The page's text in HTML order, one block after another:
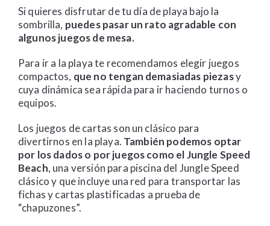
Si quieres disfrutar de tu día de playa bajo la
sombrilla, puedes pasar un rato agradable con
algunos juegos de mesa.
Para ir a la playa te recomendamos elegir juegos
compactos, que no tengan demasiadas piezasy
cuya dinámica sea rápida para ir haciendo turnos o
equipos.
Los juegos de cartas son un clásico para
divertirnos en la playa. También podemos optar
por los dados o por juegos como el Jungle Speed
Beach, una versión para piscina del Jungle Speed
clásico y que incluye una red para transportar las
fichas y cartas plastificadas a prueba de
“chapuzones”.